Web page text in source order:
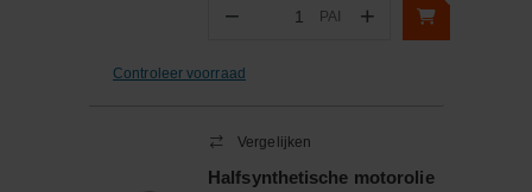
− Aantal
PAI +
Controleer voorraad
Vergelijken
Halfsynthetische motorolie